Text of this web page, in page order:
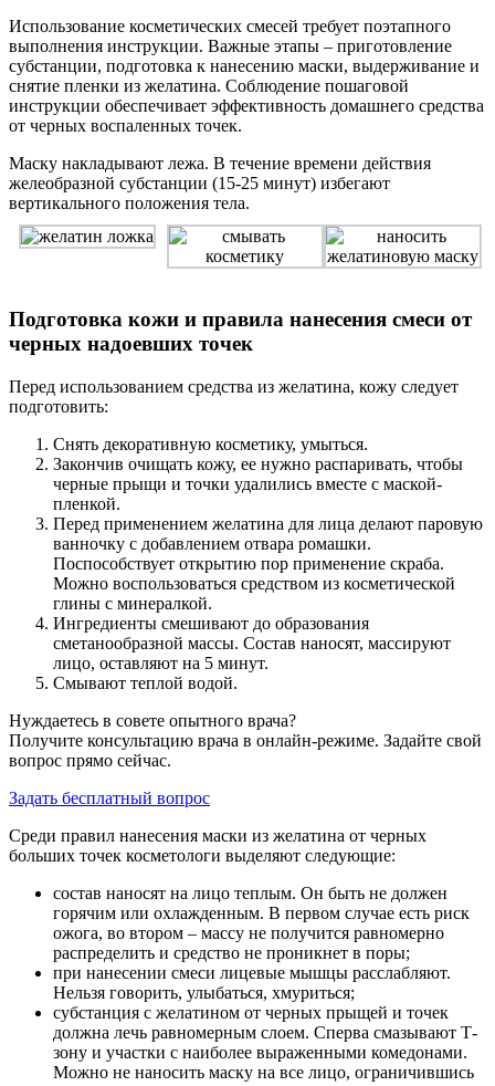
Использование косметических смесей требует поэтапного
выполнения инструкции. Важные этапы – приготовление
субстанции, подготовка к нанесению маски, выдерживание и
снятие пленки из желатина. Соблюдение пошаговой
инструкции обеспечивает эффективность домашнего средства
от черных воспаленных точек.
Маску накладывают лежа. В течение времени действия
желеобразной субстанции (15-25 минут) избегают
вертикального положения тела.
Подготовка кожи и правила нанесения смеси от
черных надоевших точек
Перед использованием средства из желатина, кожу следует
подготовить:
Снять декоративную косметику, умыться.
Закончив очищать кожу, ее нужно распаривать, чтобы
черные прыщи и точки удалились вместе с маской-
пленкой.
Перед применением желатина для лица делают паровую
ванночку с добавлением отвара ромашки.
Поспособствует открытию пор применение скраба.
Можно воспользоваться средством из косметической
глины с минералкой.
Ингредиенты смешивают до образования
сметанообразной массы. Состав наносят, массируют
лицо, оставляют на 5 минут.
Смывают теплой водой.
Нуждаетесь в совете опытного врача?
Получите консультацию врача в онлайн-режиме. Задайте свой
вопрос прямо сейчас.
Задать бесплатный вопрос
Среди правил нанесения маски из желатина от черных
больших точек косметологи выделяют следующие:
состав наносят на лицо теплым. Он быть не должен
горячим или охлажденным. В первом случае есть риск
ожога, во втором – массу не получится равномерно
распределить и средство не проникнет в поры;
при нанесении смеси лицевые мышцы расслабляют.
Нельзя говорить, улыбаться, хмуриться;
субстанция с желатином от черных прыщей и точек
должна лечь равномерным слоем. Сперва смазывают Т-
зону и участки с наиболее выраженными комедонами.
Можно не наносить маску на все лицо, ограничившись